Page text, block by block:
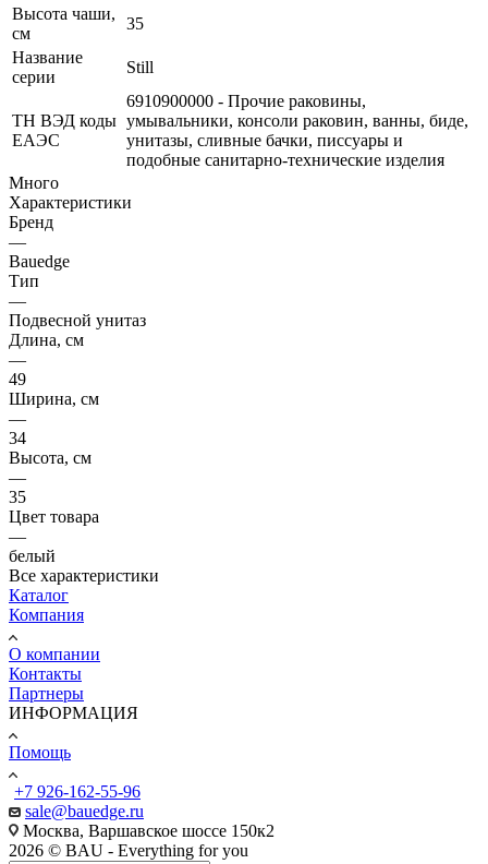
Высота чаши,
см
35
Название
серии
Still
ТН ВЭД коды
ЕАЭС
6910900000 - Прочие раковины,
умывальники, консоли раковин, ванны, биде,
унитазы, сливные бачки, писсуары и
подобные санитарно-технические изделия
Много
Характеристики
Бренд
—
Bauedge
Тип
—
Подвесной унитаз
Длина, см
—
49
Ширина, см
—
34
Высота, см
—
35
Цвет товара
—
белый
Все характеристики
Каталог
Компания
О компании
Контакты
Партнеры
ИНФОРМАЦИЯ
Помощь
+7 926-162-55-96
sale@bauedge.ru
Москва, Варшавское шоссе 150к2
2026 © BAU - Everything for you